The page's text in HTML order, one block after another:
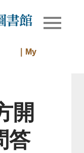
Library
Library of
｜My
開
答